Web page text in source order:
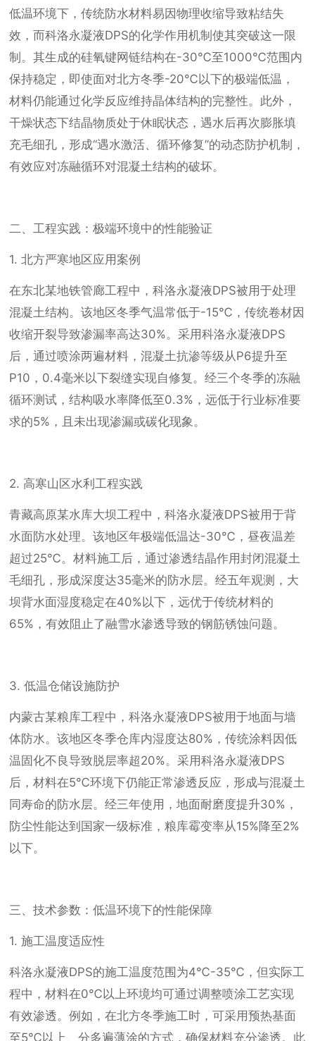
低温环境下，传统防水材料易因物理收缩导致粘结失
效，而科洛永凝液DPS的化学作用机制使其突破这一限
制。其生成的硅氧键网链结构在-30℃至1000℃范围内
保持稳定，即使面对北方冬季-20℃以下的极端低温，
材料仍能通过化学反应维持晶体结构的完整性。此外，
干燥状态下结晶物质处于休眠状态，遇水后再次膨胀填
充毛细孔，形成“遇水激活、循环修复”的动态防护机制，
有效应对冻融循环对混凝土结构的破坏。
二、工程实践：极端环境中的性能验证
1. 北方严寒地区应用案例
在东北某地铁管廊工程中，科洛永凝液DPS被用于处理
混凝土结构。该地区冬季气温常低于-15℃，传统卷材因
收缩开裂导致渗漏率高达30%。采用科洛永凝液DPS
后，通过喷涂两遍材料，混凝土抗渗等级从P6提升至
P10，0.4毫米以下裂缝实现自修复。经三个冬季的冻融
循环测试，结构吸水率降低至0.3%，远低于行业标准要
求的5%，且未出现渗漏或碳化现象。
2. 高寒山区水利工程实践
青藏高原某水库大坝工程中，科洛永凝液DPS被用于背
水面防水处理。该地区年极端低温达-30℃，昼夜温差
超过25℃。材料施工后，通过渗透结晶作用封闭混凝土
毛细孔，形成深度达35毫米的防水层。经五年观测，大
坝背水面湿度稳定在40%以下，远优于传统材料的
65%，有效阻止了融雪水渗透导致的钢筋锈蚀问题。
3. 低温仓储设施防护
内蒙古某粮库工程中，科洛永凝液DPS被用于地面与墙
体防水。该地区冬季仓库内湿度达80%，传统涂料因低
温固化不良导致脱层率超20%。采用科洛永凝液DPS
后，材料在5℃环境下仍能正常渗透反应，形成与混凝土
同寿命的防水层。经三年使用，地面耐磨度提升30%，
防尘性能达到国家一级标准，粮库霉变率从15%降至2%
以下。
三、技术参数：低温环境下的性能保障
1. 施工温度适应性
科洛永凝液DPS的施工温度范围为4℃-35℃，但实际工
程中，材料在0℃以上环境均可通过调整喷涂工艺实现
有效渗透。例如，在北方冬季施工时，可采用预热基面
至5℃以上、分多遍薄涂的方式，确保材料充分渗透。此